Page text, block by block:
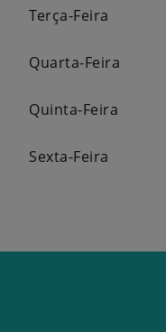
Terça-Feira
Quarta-Feira
Quinta-Feira
Sexta-Feira